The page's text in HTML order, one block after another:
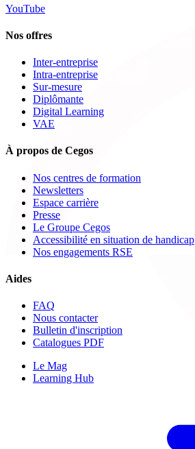
YouTube
Nos offres
Inter-entreprise
Intra-entreprise
Sur-mesure
Diplômante
Digital Learning
VAE
À propos de Cegos
Nos centres de formation
Newsletters
Espace carrière
Presse
Le Groupe Cegos
Accessibilité en situation de handicap
Nos engagements RSE
Aides
FAQ
Nous contacter
Bulletin d'inscription
Catalogues PDF
Le Mag
Learning Hub